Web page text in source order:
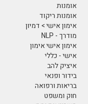
אומנות
אומנות ריקוד
אימון אישי > דמיון
מודרך - NLP
אימון אישי אימון
אישי - כללי
איציק להב
בידור ופנאי
בריאות ורפואה
חוק ומשפט